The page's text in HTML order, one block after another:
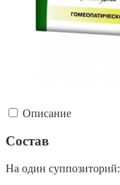
Описание
Состав
На один суппозиторий: